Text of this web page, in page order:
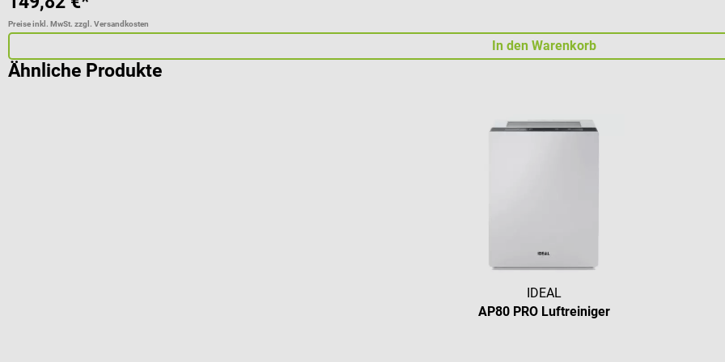
Preise inkl. MwSt. zzgl. Versandkosten
In den Warenkorb
Ähnliche Produkte
IDEAL
AP80 PRO Luftreiniger